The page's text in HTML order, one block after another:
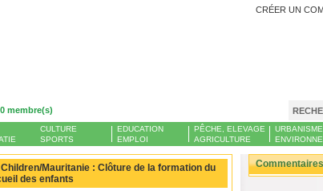
CRÉER UN
membre(s)
CULTURE
SPORTS
EDUCATION
EMPLOI
PÊCHE, ELEVAGE
AGRICULTURE
URBANISME
Mauritanie : Clôture de la formation du
des enfants